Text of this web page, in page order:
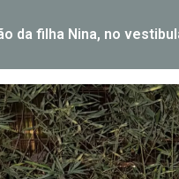
da filha Nina, no